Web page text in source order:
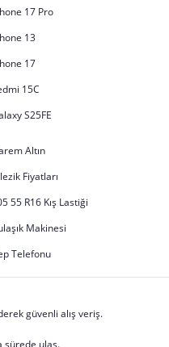
17 Pro
13
17
15C
S25FE
Altın
Fiyatları
55 R16 Kış Lastiği
Makinesi
Telefonu
güvenli alış veriş.